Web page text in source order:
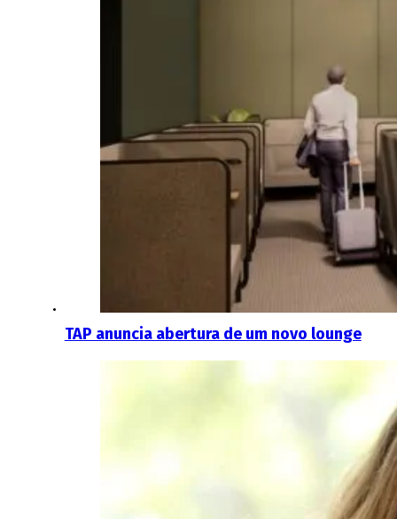
TAP anuncia abertura de um novo lounge